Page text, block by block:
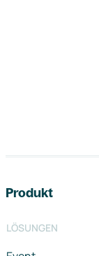
Produkt
LÖSUNGEN